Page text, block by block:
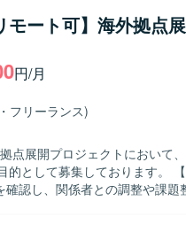
モート可】海外拠点
円/月
フリーランス)
拠点展開プロジェクトにおいて
ります。 【作業内容】 海外拠点展開に伴い、各拠点側
確認し、関係者との調整や課